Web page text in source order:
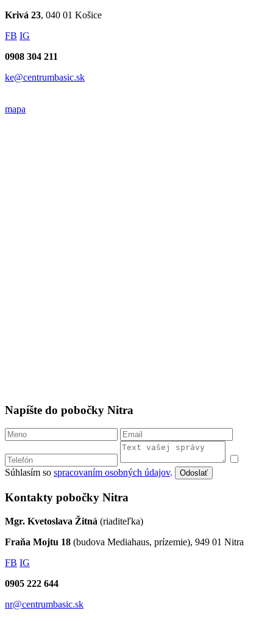
Krivá 23, 040 01 Košice
FB IG
0908 304 211
ke@centrumbasic.sk
mapa
Napíšte do pobočky Nitra
Súhlasím so spracovaním osobných údajov. Odoslať
Kontakty pobočky Nitra
Mgr. Kvetoslava Žitná (riaditeľka)
Fraňa Mojtu 18 (budova Mediahaus, prízemie), 949 01 Nitra
FB IG
0905 222 644
nr@centrumbasic.sk